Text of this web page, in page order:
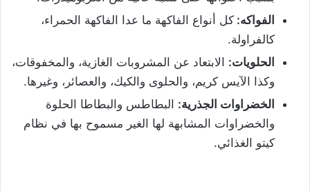
الفواكه: كل أنواع الفاكهة ما عدا الفاكهة الحمراء،
كالفراولة.
الحلويات: الابتعاد عن المشروبات الغازية، والمخفوقات،
وكذا الآيس كريم، والحلوى والكيك، والعصائر، وغيرها.
الخضراوات الجذرية: البطاطس والبطاطا الحلوة
والخضراوات المشابهة لها الغير مسموح بها في نظام
كيتو الغذائي.